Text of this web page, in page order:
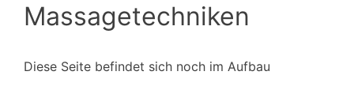
Massagetechniken
Diese Seite befindet sich noch im Aufbau